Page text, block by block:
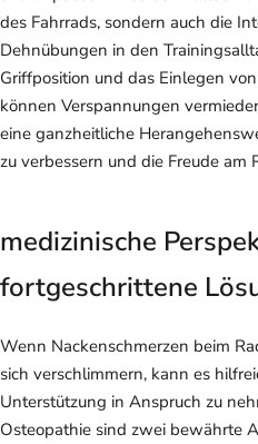
des Fahrrads, sondern auch die
Dehnübungen in den
Griffposition und das Einlegen
können Verspannungen
eine ganzheitliche
zu verbessern und die Freude am
medizinische
fortgeschrittene
Wenn Nackenschmerzen beim
sich verschlimmern, kann es
Unterstützung in Anspruch zu
Osteopathie sind zwei bewährte